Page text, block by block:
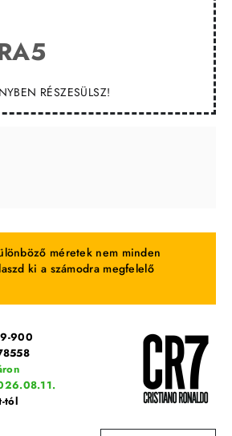
RÉSZESÜLSZ!
900
tól
méretek nem minden
ki a számodra megfelelő